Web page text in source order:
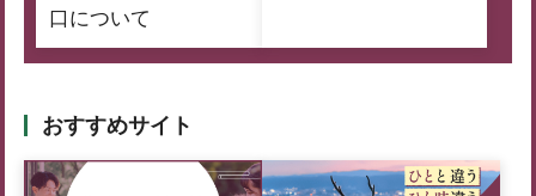
口について
おすすめサイト